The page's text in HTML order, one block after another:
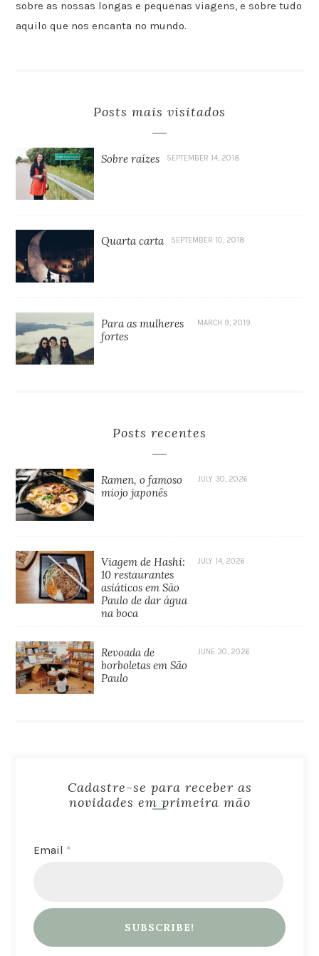
sobre as nossas longas e pequenas viagens, e sobre tudo
aquilo que nos encanta no mundo.
Posts mais visitados
Sobre raízes SEPTEMBER 14, 2018
Quarta carta SEPTEMBER 10, 2018
Para as mulheres
fortes
MARCH 9, 2019
Posts recentes
Ramen, o famoso
miojo japonês
JULY 30, 2026
Viagem de Hashi:
10 restaurantes
asiáticos em São
Paulo de dar água
na boca
JULY 14, 2026
Revoada de
borboletas em São
Paulo
JUNE 30, 2026
Cadastre-se para receber as
novidades em primeira mão
Email *